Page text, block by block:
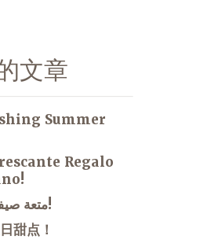
文章
Summer
Regalo
متعة صيفية منعشة!
甜点！